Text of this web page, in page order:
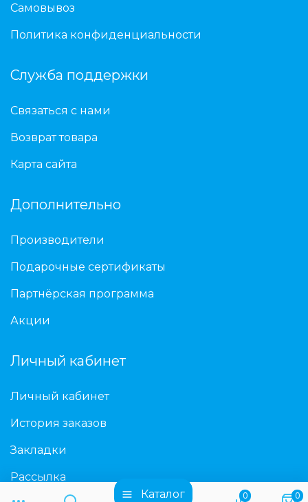
Каталог 0 0
Самовывоз
Политика конфиденциальности
Служба поддержки
Связаться с нами
Возврат товара
Карта сайта
Дополнительно
Производители
Подарочные сертификаты
Партнёрская программа
Акции
Личный кабинет
Личный кабинет
История заказов
Закладки
Рассылка